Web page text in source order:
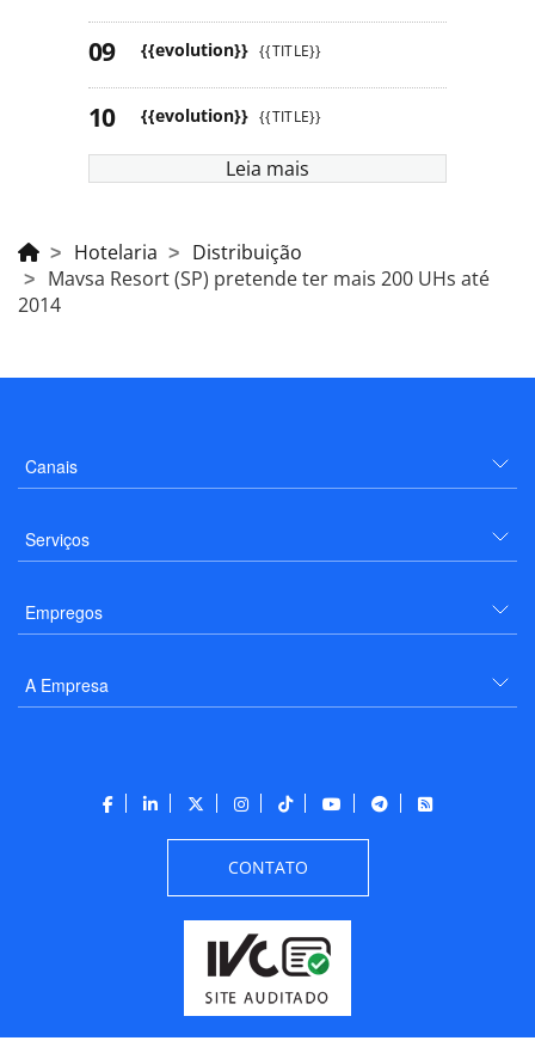
{{evolution}} {{TITLE}}
{{evolution}} {{TITLE}}
Leia mais
Hotelaria
Distribuição
Mavsa Resort (SP) pretende ter mais 200 UHs até
2014
Canais
Serviços
Empregos
A Empresa
CONTATO